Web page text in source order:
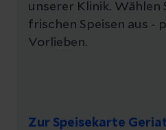
unserer Klinik. Wählen
frischen Speisen aus -
Vorlieben.
Zur Speisekarte